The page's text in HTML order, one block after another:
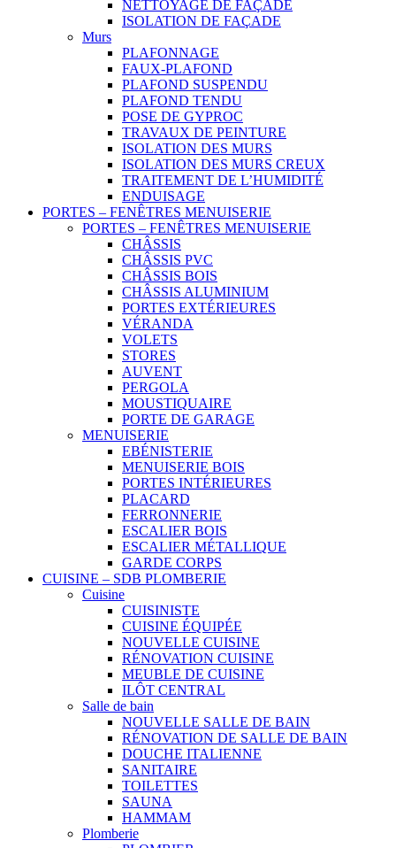
NETTOYAGE DE FAÇADE
ISOLATION DE FAÇADE
Murs
PLAFONNAGE
FAUX-PLAFOND
PLAFOND SUSPENDU
PLAFOND TENDU
POSE DE GYPROC
TRAVAUX DE PEINTURE
ISOLATION DES MURS
ISOLATION DES MURS CREUX
TRAITEMENT DE L’HUMIDITÉ
ENDUISAGE
PORTES – FENÊTRES MENUISERIE
PORTES – FENÊTRES MENUISERIE
CHÂSSIS
CHÂSSIS PVC
CHÂSSIS BOIS
CHÂSSIS ALUMINIUM
PORTES EXTÉRIEURES
VÉRANDA
VOLETS
STORES
AUVENT
PERGOLA
MOUSTIQUAIRE
PORTE DE GARAGE
MENUISERIE
EBÉNISTERIE
MENUISERIE BOIS
PORTES INTÉRIEURES
PLACARD
FERRONNERIE
ESCALIER BOIS
ESCALIER MÉTALLIQUE
GARDE CORPS
CUISINE – SDB PLOMBERIE
Cuisine
CUISINISTE
CUISINE ÉQUIPÉE
NOUVELLE CUISINE
RÉNOVATION CUISINE
MEUBLE DE CUISINE
ILÔT CENTRAL
Salle de bain
NOUVELLE SALLE DE BAIN
RÉNOVATION DE SALLE DE BAIN
DOUCHE ITALIENNE
SANITAIRE
TOILETTES
SAUNA
HAMMAM
Plomberie